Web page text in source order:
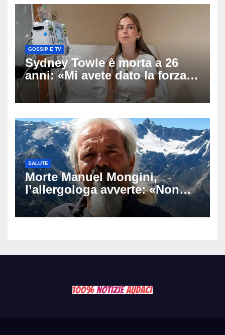
investigatori
GOSSIP E TV
Sydney Towle è morta a 26
anni: «Mi avete dato la forza
di andare avanti», l’ultimo
messaggio dell’influencer
SALUTE
Morte Manuel Mongini,
l’allergologa avverte: «Non
aspettate di sapere se siete
allergici»